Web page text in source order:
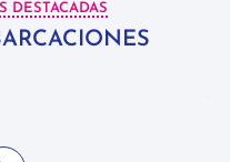
DESTACADAS